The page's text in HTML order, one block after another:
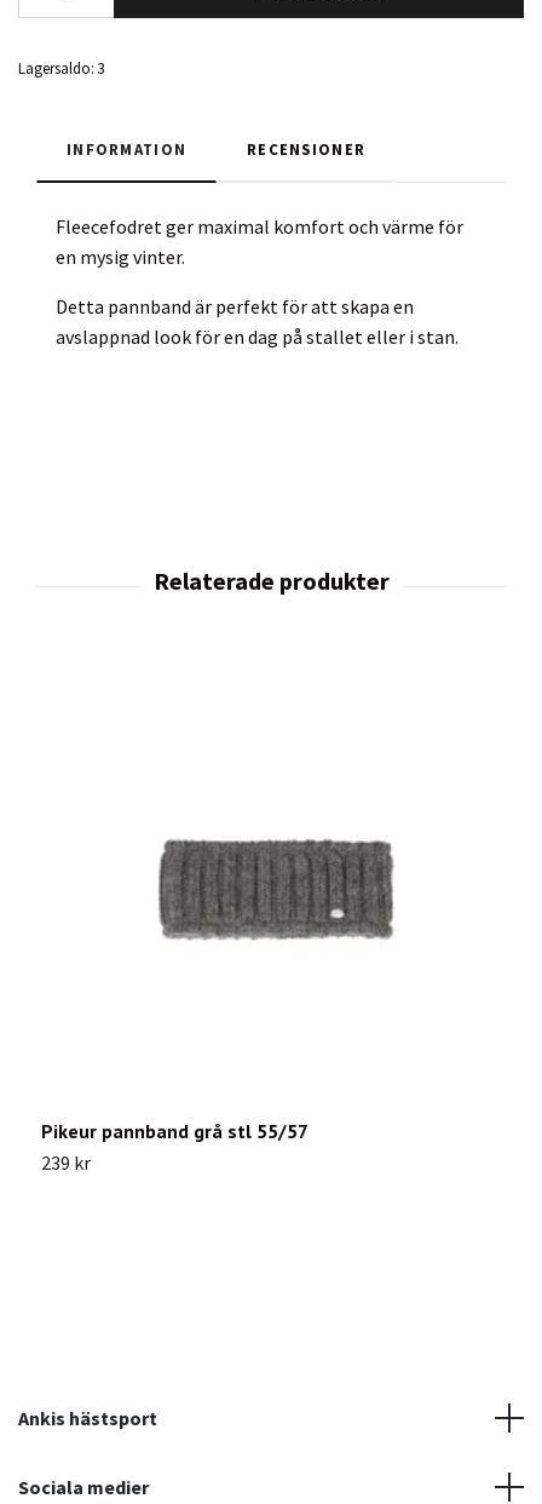
Lagersaldo: 3
INFORMATION RECENSIONER
Fleecefodret ger maximal komfort och värme för
en mysig vinter.
Detta pannband är perfekt för att skapa en
avslappnad look för en dag på stallet eller i stan.
Pikeur pannband grå stl 55/57
239 kr
Ankis hästsport
Sociala medier